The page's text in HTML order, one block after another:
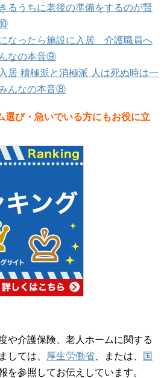
るうちに老後の準備をするのが賢
⑩
なったら施設に入居 介護職員へ
なの本音⑨
居 積極派と消極派 人は死ぬ時は一
んなの本音⑧
選び・急いでいる方にもお役に立
や介護保険、老人ホームに関する
しては、 厚生労働省 、または、 国
を参照してお伝えしています。